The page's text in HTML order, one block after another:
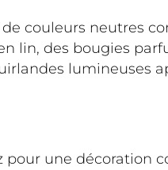
couleurs neutres
lin, des bougies
lumineuses
une décoration